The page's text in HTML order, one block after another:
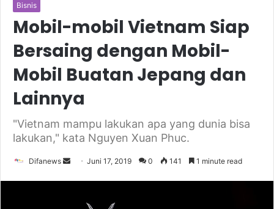
Bisnis
Mobil-mobil Vietnam Siap
Bersaing dengan Mobil-
Mobil Buatan Jepang dan
Lainnya
"Vietnam mampu lakukan apa yang dunia bisa
lakukan," kata Nguyen Xuan Phuc.
Difanews
SendJuni 17, 2019 0 141 1 minute read